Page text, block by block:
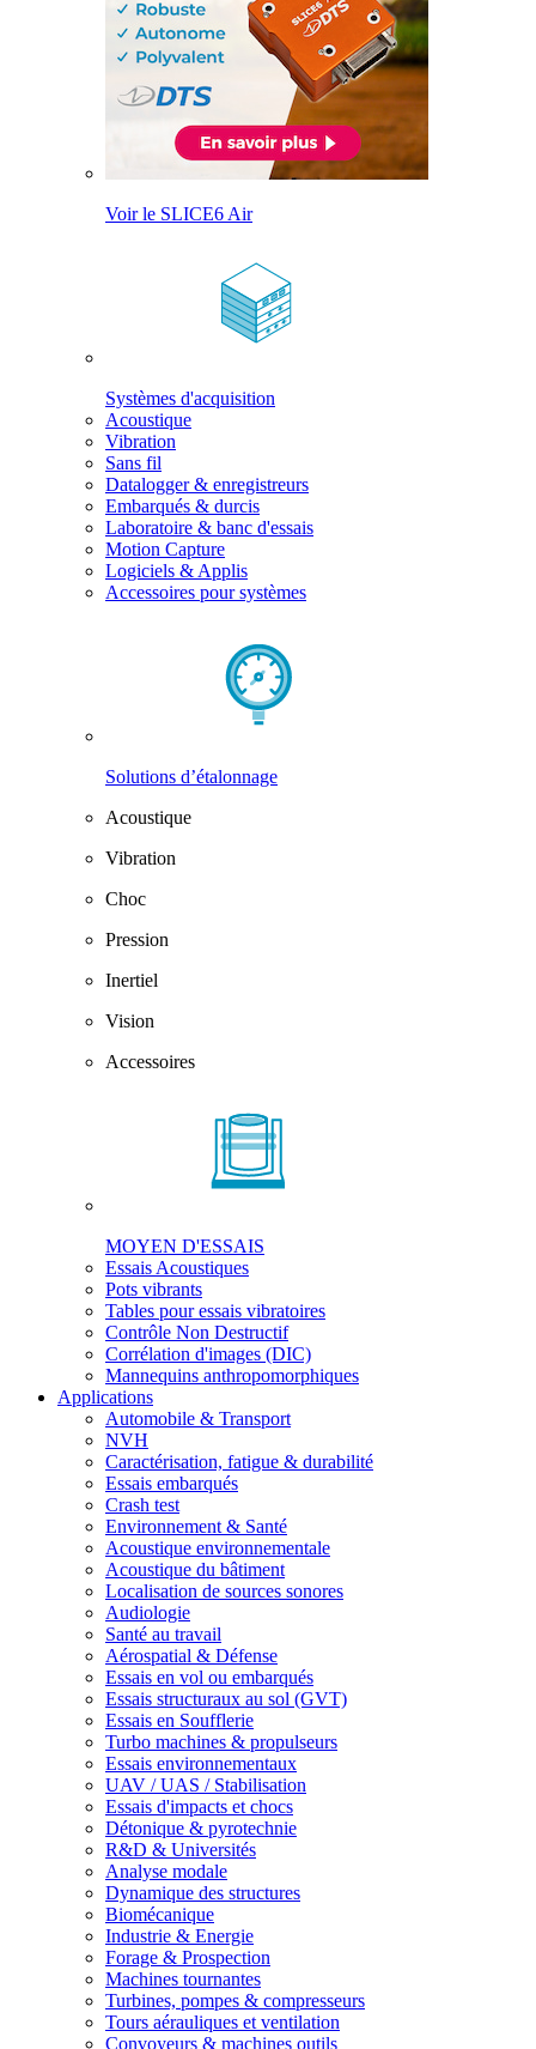
Voir le SLICE6 Air
Systèmes d'acquisition
Acoustique
Vibration
Sans fil
Datalogger & enregistreurs
Embarqués & durcis
Laboratoire & banc d'essais
Motion Capture
Logiciels & Applis
Accessoires pour systèmes
Solutions d’étalonnage
Acoustique
Vibration
Choc
Pression
Inertiel
Vision
Accessoires
MOYEN D'ESSAIS
Essais Acoustiques
Pots vibrants
Tables pour essais vibratoires
Contrôle Non Destructif
Corrélation d'images (DIC)
Mannequins anthropomorphiques
Applications
Automobile & Transport
NVH
Caractérisation, fatigue & durabilité
Essais embarqués
Crash test
Environnement & Santé
Acoustique environnementale
Acoustique du bâtiment
Localisation de sources sonores
Audiologie
Santé au travail
Aérospatial & Défense
Essais en vol ou embarqués
Essais structuraux au sol (GVT)
Essais en Soufflerie
Turbo machines & propulseurs
Essais environnementaux
UAV / UAS / Stabilisation
Essais d'impacts et chocs
Détonique & pyrotechnie
R&D & Universités
Analyse modale
Dynamique des structures
Biomécanique
Industrie & Energie
Forage & Prospection
Machines tournantes
Turbines, pompes & compresseurs
Tours aérauliques et ventilation
Convoyeurs & machines outils